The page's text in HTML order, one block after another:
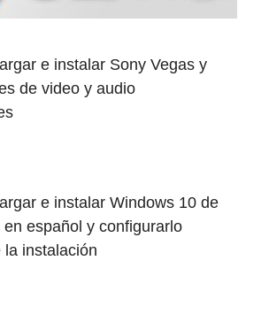
e instalar Sony Vegas y
de video y audio
e instalar Windows 10 de
en español y configurarlo
la instalación